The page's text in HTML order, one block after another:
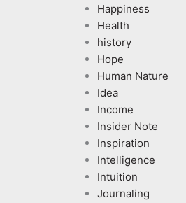
Happiness
Health
history
Hope
Human Nature
Idea
Income
Insider Note
Inspiration
Intelligence
Intuition
Journaling